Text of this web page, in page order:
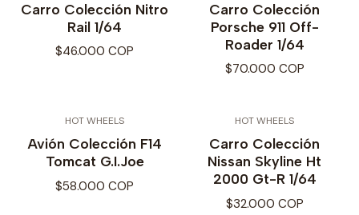
Carro Colección Nitro
Rail 1/64
$46.000 COP
Carro Colección
Porsche 911 Off-
Roader 1/64
$70.000 COP
HOT WHEELS
Avión Colección F14
Tomcat G.I.Joe
$58.000 COP
HOT WHEELS
Carro Colección
Nissan Skyline Ht
2000 Gt-R 1/64
$32.000 COP